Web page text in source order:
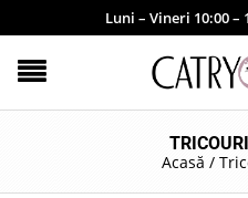
Luni – Vineri 10:00 –
Acasă /